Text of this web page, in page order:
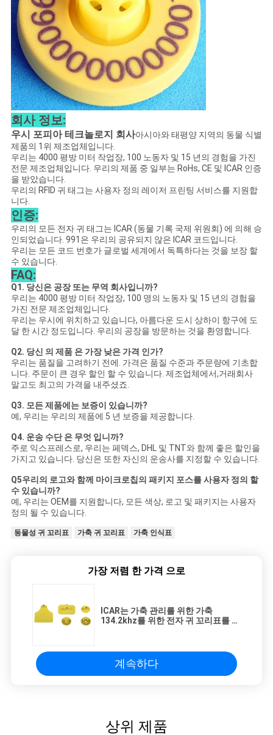
사
이
트
맵
PRIVACY
POLICY
회사 정보:
우시 포피아 테크놀로지 회사아시아와 태평양 지역의 동물 식별
제품의 1위 제조업체입니다.
우리는 4000 평방 미터 작업장, 100 노동자 및 15 년의 경험을 가진
전문 제조업체입니다. 우리의 제품 중 일부는 RoHs, CE 및 ICAR 인증
을 받았습니다.
우리의 RFID 귀 태그는 사용자 정의 레이저 프린팅 서비스를 지원합
니다.
인증:
우리의 모든 전자 귀 태그는 ICAR (동물 기록 국제 위원회) 에 의해 승
인되었습니다. 991은 우리의 공유되지 않은 ICAR 코드입니다.
우리는 모든 코드 번호가 글로벌 세계에서 독특하다는 것을 보장 할
수 있습니다.
FAQ:
Q1. 당신은 공장 또는 무역 회사입니까?
우리는 4000 평방 미터 작업장, 100 명의 노동자 및 15 년의 경험을
가진 전문 제조업체입니다.
우리는 우시에 위치하고 있습니다, 아름다운 도시 상하이 항구에 도
달 한 시간 정도입니다. 우리의 공장을 방문하는 것을 환영합니다.
Q2. 당신 의 제품 은 가장 낮은 가격 인가?
우리는 품질을 고려하기 전에. 가격은 품질 수준과 주문량에 기초합
니다. 주문이 큰 경우 할인 할 수 있습니다. 제조업체에서,거래회사
말고도 최고의 가격을 내주셨죠.
Q3. 모든 제품에는 보증이 있습니까?
예, 우리는 우리의 제품에 5 년 보증을 제공합니다.
Q4. 운송 수단 은 무엇 입니까?
주로 익스프레스로, 우리는 페덱스, DHL 및 TNT와 함께 좋은 할인을
가지고 있습니다. 당신은 또한 자신의 운송사를 지정할 수 있습니다.
Q5우리의 로고와 함께 마이크로칩의 패키지 포스를 사용자 정의 할
수 있습니까?
예, 우리는 OEM를 지원합니다, 모든 색상, 로고 및 패키지는 사용자
정의 될 수 있습니다.
동물성 귀 꼬리표 가축 귀 꼬리표 가축 인식표
가장 저렴 한 가격 으로
ICAR는 가축 관리를 위한 가축
134.2khz를 위한 전자 귀 꼬리표를 찬
계속하다
상위 제품